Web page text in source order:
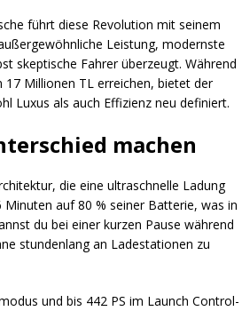
führt diese Revolution mit seinem
Leistung, modernste
skeptische Fahrer überzeugt. Während
Millionen TL erreichen, bietet der
Luxus als auch Effizienz neu definiert.
machen
die eine ultraschnelle Ladung
auf 80 % seiner Batterie, was in
du bei einer kurzen Pause während
stundenlang an Ladestationen zu
und bis 442 PS im Launch Control-